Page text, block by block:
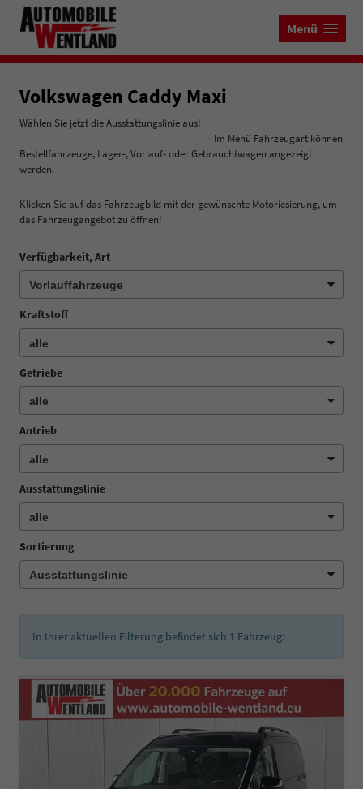
Menü
Volkswagen Caddy Maxi
Wählen Sie jetzt die Ausstattungslinie aus!
Im Menü Fahrzeugart können
Bestellfahrzeuge, Lager-, Vorlauf- oder Gebrauchtwagen angezeigt
werden.
Klicken Sie auf das Fahrzeugbild mit der gewünschte Motoriesierung, um
das Fahrzeugangebot zu öffnen!
Verfügbarkeit, Art
Kraftstoff
Getriebe
Antrieb
Ausstattungslinie
Sortierung
In Ihrer aktuellen Filterung befindet sich 1 Fahrzeug: